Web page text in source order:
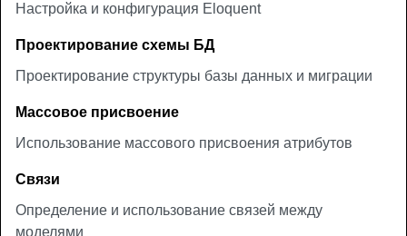
Настройка и конфигурация Eloquent
Проектирование схемы БД
Проектирование структуры базы данных и миграции
Массовое присвоение
Использование массового присвоения атрибутов
Связи
Определение и использование связей между
моделями